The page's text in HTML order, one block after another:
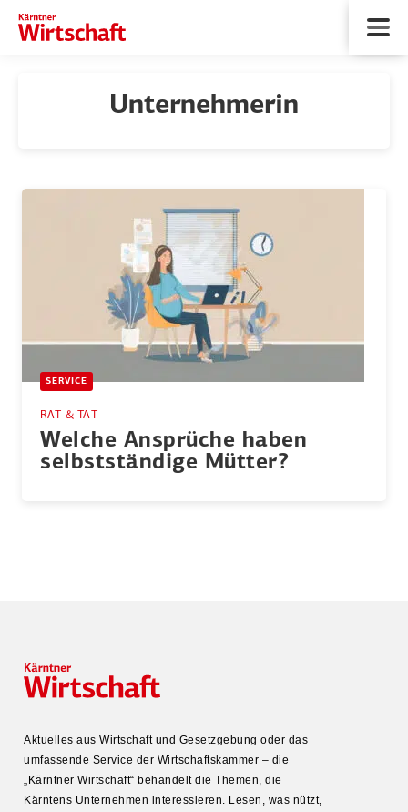
Unternehmerin
SERVICE
RAT & TAT
Welche Ansprüche haben
selbst­ständige Mütter?
Aktuelles aus Wirtschaft und Gesetz­gebung oder das
umfas­sende Service der Wirtschafts­kammer – die
„Kärntner Wirtschaft“ behandelt die Themen, die
Kärntens Unter­nehmen inter­es­sieren. Lesen, was nützt,